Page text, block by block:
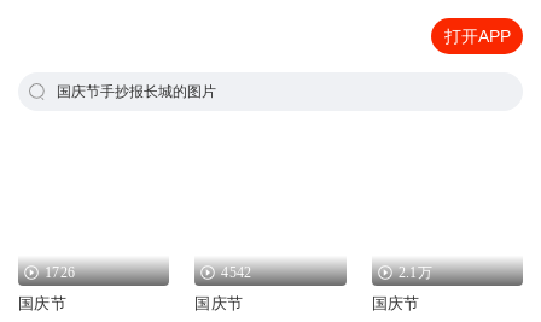
打开APP
国庆节手抄报长城的图片
1726
国庆节
4542
国庆节
2.1万
国庆节